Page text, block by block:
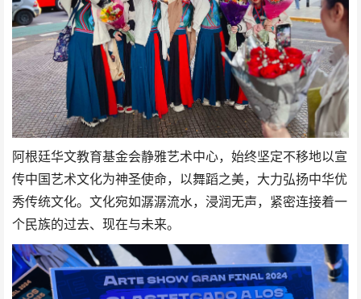
阿根廷华文教育基金会静雅艺术中心，始终坚定不移地以宣
传中国艺术文化为神圣使命，以舞蹈之美，大力弘扬中华优
秀传统文化。文化宛如潺潺流水，浸润无声，紧密连接着一
个民族的过去、现在与未来。